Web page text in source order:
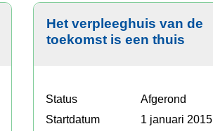
Het verpleeghuis van de
toekomst is een thuis
Status
Afgerond
Startdatum
1 januari 2015